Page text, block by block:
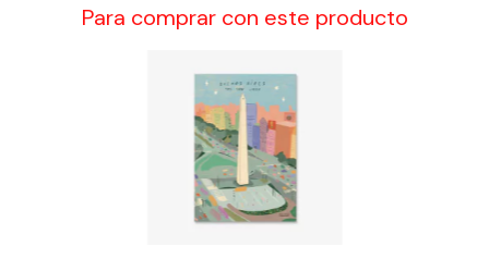
Para comprar con este producto